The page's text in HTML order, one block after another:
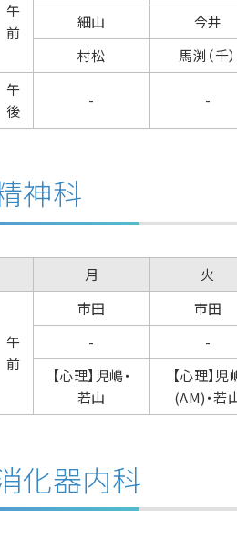
午
前
細山
今井
村松
馬渕（千）
午
後
- -
神科
月 火
午
前
市田 市田
-
-
【心理】児嶋・
若山
【心理】児
(AM)・若
化器内科